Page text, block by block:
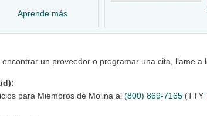
Aprende más
un proveedor o programar una cita, llame a
para Miembros de Molina al (800) 869-7165 (TTY